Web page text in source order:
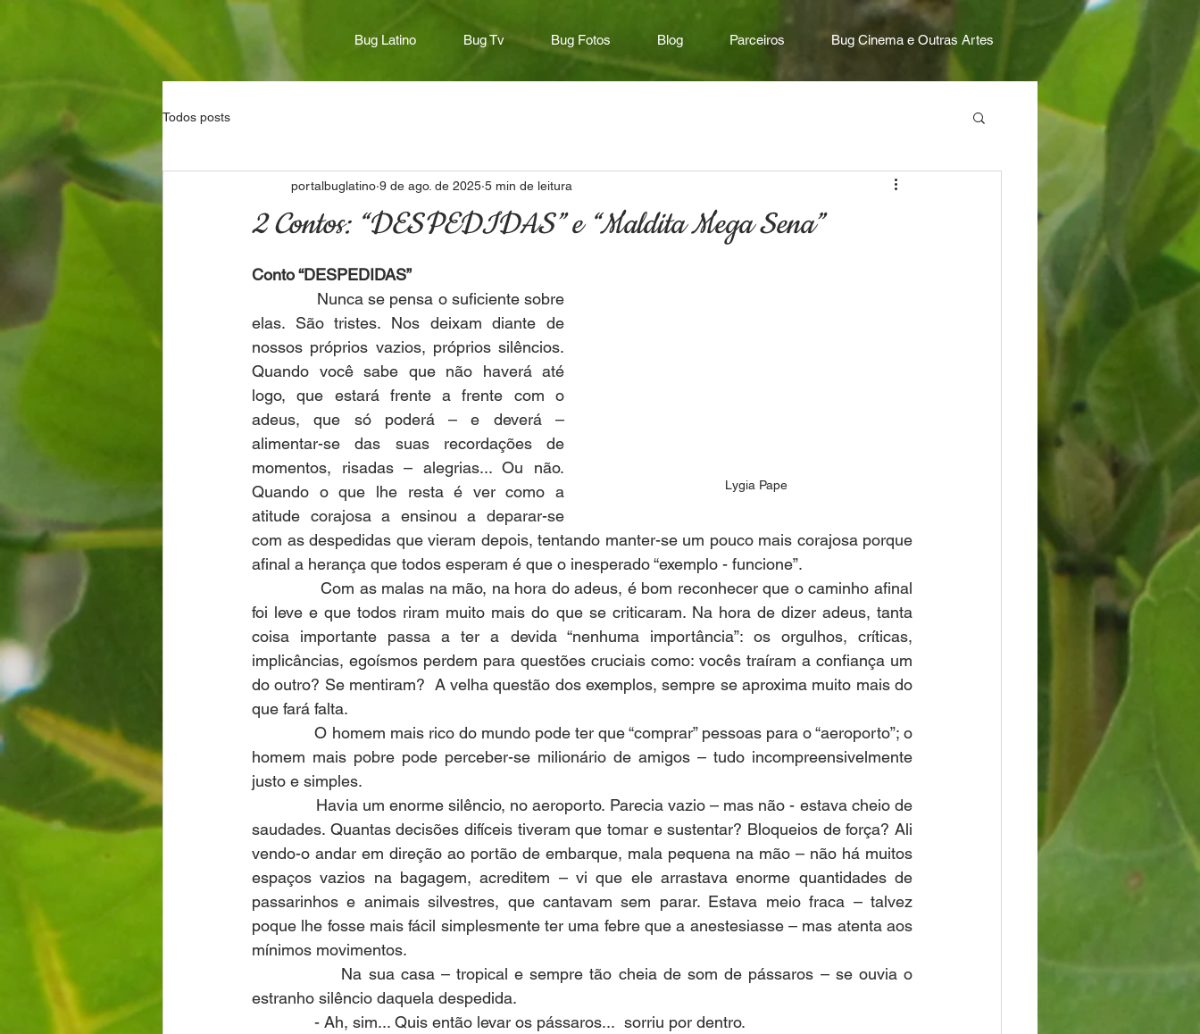
Bug Latino Bug Tv Bug Fotos Blog Parceiros Bug Cinema e Outras Artes
Todos posts
2 Contos: “DESPEDIDAS” e “Maldita Mega Sena”
portalbuglatino 9 de ago. de 2025 5 min de leitura
Lygia Pape
Conto “DESPEDIDAS”
Nunca se pensa o suficiente sobre
elas. São tristes. Nos deixam diante de
nossos próprios vazios, próprios silêncios.
Quando você sabe que não haverá até
logo, que estará frente a frente com o
adeus, que só poderá – e deverá –
alimentar-se das suas recordações de
momentos, risadas – alegrias... Ou não.
Quando o que lhe resta é ver como a
atitude corajosa a ensinou a deparar-se
com as despedidas que vieram depois, tentando manter-se um pouco mais corajosa porque
afinal a herança que todos esperam é que o inesperado “exemplo - funcione”.
Com as malas na mão, na hora do adeus, é bom reconhecer que o caminho afinal
foi leve e que todos riram muito mais do que se criticaram. Na hora de dizer adeus, tanta
coisa importante passa a ter a devida “nenhuma importância”: os orgulhos, críticas,
implicâncias, egoísmos perdem para questões cruciais como: vocês traíram a confiança um
do outro? Se mentiram?  A velha questão dos exemplos, sempre se aproxima muito mais do
que fará falta.
O homem mais rico do mundo pode ter que “comprar” pessoas para o “aeroporto”; o
homem mais pobre pode perceber-se milionário de amigos – tudo incompreensivelmente
justo e simples.
Havia um enorme silêncio, no aeroporto. Parecia vazio – mas não - estava cheio de
saudades. Quantas decisões difíceis tiveram que tomar e sustentar? Bloqueios de força? Ali
vendo-o andar em direção ao portão de embarque, mala pequena na mão – não há muitos
espaços vazios na bagagem, acreditem – vi que ele arrastava enorme quantidades de
passarinhos e animais silvestres, que cantavam sem parar. Estava meio fraca – talvez
poque lhe fosse mais fácil simplesmente ter uma febre que a anestesiasse – mas atenta aos
mínimos movimentos.
Na sua casa – tropical e sempre tão cheia de som de pássaros – se ouvia o
estranho silêncio daquela despedida.
- Ah, sim... Quis então levar os pássaros...  sorriu por dentro.